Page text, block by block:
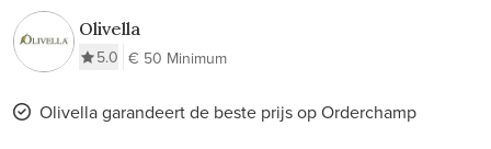
Olivella
5.0 € 50 Minimum
Olivella garandeert de beste prijs op Orderchamp